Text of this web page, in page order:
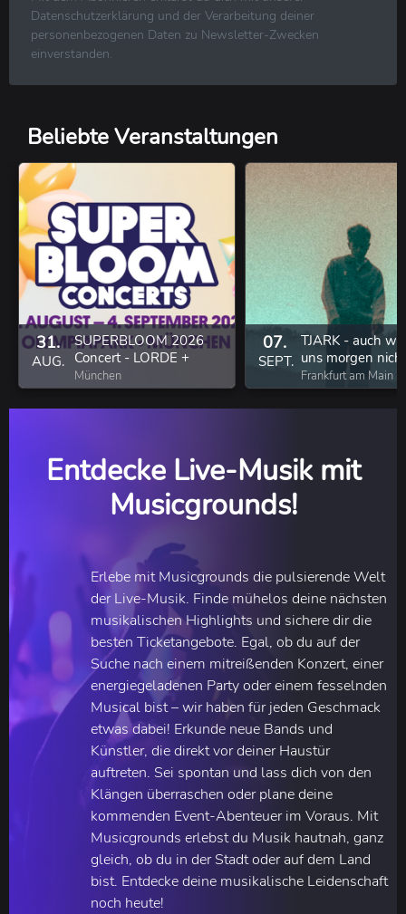
R&B ⋅ Soul ⋅ Blues ⋅ Jazz
Volksmusik ⋅ Folk ⋅ Country ⋅ Schlager
Klassische Musik
Datenschutzerklärung und der Verarbeitung deiner
personenbezogenen Daten zu Newsletter-Zwecken
einverstanden.
Beliebte Veranstaltungen
31.
AUG.
SUPERBLOOM 2026
Concert - LORDE +
LYKKE LI + AUDREY
HOBERT
München
07.
SEPT.
TJARK - auch
uns morgen
gibt Tour 2026
Frankfurt am Main
Entdecke Live-Musik mit
Musicgrounds!
Erlebe mit Musicgrounds die pulsierende Welt
der Live-Musik. Finde mühelos deine nächsten
musikalischen Highlights und sichere dir die
besten Ticketangebote. Egal, ob du auf der
Suche nach einem mitreißenden Konzert, einer
energiegeladenen Party oder einem fesselnden
Musical bist – wir haben für jeden Geschmack
etwas dabei! Erkunde neue Bands und
Künstler, die direkt vor deiner Haustür
auftreten. Sei spontan und lass dich von den
Klängen überraschen oder plane deine
kommenden Event-Abenteuer im Voraus. Mit
Musicgrounds erlebst du Musik hautnah, ganz
gleich, ob du in der Stadt oder auf dem Land
bist. Entdecke deine musikalische Leidenschaft
noch heute!